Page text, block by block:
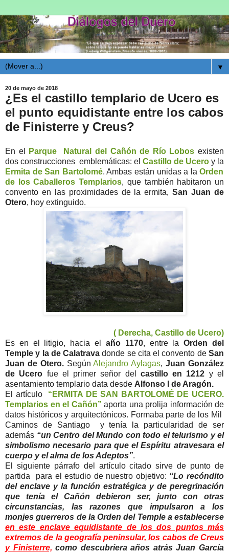
▼
20 de mayo de 2018
¿Es el castillo templario de Ucero es
el punto equidistante entre los cabos
de Finisterre y Creus?
En el Parque Natural del Cañón de Río Lobos existen
dos construcciones emblemáticas: el Castillo de Ucero y la
Ermita de San Bartolomé. Ambas están unidas a laOrden
de los Caballeros Templarios, que también habitaron un
convento en las proximidades de la ermita,San Juan de
Otero, hoy extinguido.
( Derecha, Castillo de Ucero)
Es en el litigio, hacia el año 1170, entre laOrden del
Temple y la de Calatrava donde se cita el convento deSan
Juan de Otero.SegúnAlejandro Aylagas,Juan González
de Ucero fue el primer señor del castillo en 1212 y el
asentamiento templario data desde Alfonso I de Aragón.
El artículo “ERMITA DE SAN BARTOLOMÉ DE UCERO.
Templarios en el Cañón” aporta una prolija información de
datos históricos y arquitectónicos. Formaba parte de los Mil
Caminos de Santiago y tenía la particularidad de ser
además “un Centro del Mundo con todo el telurismo y el
simbolismo necesario para que el Espíritu atravesara el
cuerpo y el alma de los Adeptos”.
El siguiente párrafo del artículo citado sirve de punto de
partida para el estudio de nuestro objetivo: “Lo recóndito
del enclave y la función estratégica y de peregrinación
que tenía el Cañón debieron ser, junto con otras
circunstancias, las razones que impulsaron a los
monjes guerreros de la Orden del Temple a establecerse
en este enclave equidistante de los dos puntos más
extremos de la geografía peninsular, los cabos de Creus
y Finisterre, como descubriera años atrás Juan García